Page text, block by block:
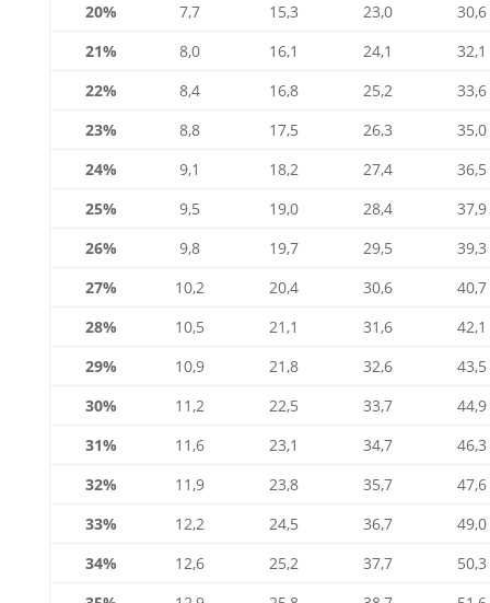
20%
7,7 15,3 23,0
30,6
21%
8,0 16,1 24,1
32,1
22%
8,4 16,8 25,2
33,6
23%
8,8 17,5 26,3
35,0
24%
9,1 18,2 27,4
36,5
25%
9,5 19,0 28,4
37,9
26%
9,8 19,7 29,5
39,3
27%
10,2 20,4 30,6
40,7
28%
10,5 21,1 31,6
42,1
29%
10,9 21,8 32,6
43,5
30%
11,2 22,5 33,7
44,9
31%
11,6 23,1 34,7
46,3
32%
11,9 23,8 35,7
47,6
33%
12,2 24,5 36,7
49,0
34%
12,6 25,2 37,7
50,3